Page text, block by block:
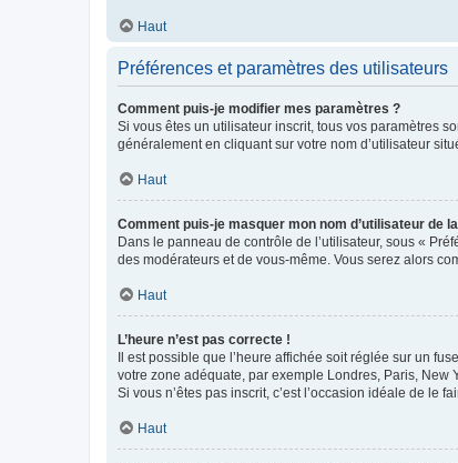
Haut
Préférences et paramètres des utilisateurs
Comment puis-je modifier mes paramètres ?
Si vous êtes un utilisateur inscrit, tous vos paramètres
généralement en cliquant sur votre nom d’utilisateur
Haut
Comment puis-je masquer mon nom d’utilisateur de
Dans le panneau de contrôle de l’utilisateur, sous «
des modérateurs et de vous-même. Vous serez alors
Haut
L’heure n’est pas correcte !
Il est possible que l’heure affichée soit réglée sur un
votre zone adéquate, par exemple Londres, Paris, New
Si vous n’êtes pas inscrit, c’est l’occasion idéale de le
Haut